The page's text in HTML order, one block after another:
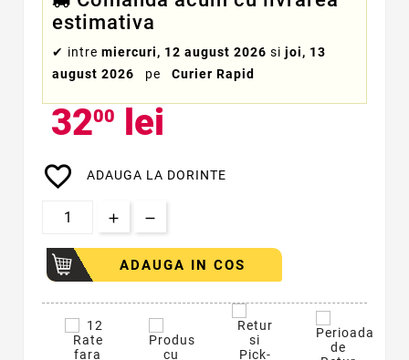
estimativa
✔ intre miercuri, 12 august 2026 si joi, 13
august 2026
pe Curier Rapid
3200 lei
favorite_border ADAUGA LA DORINTE
ADAUGA IN COS